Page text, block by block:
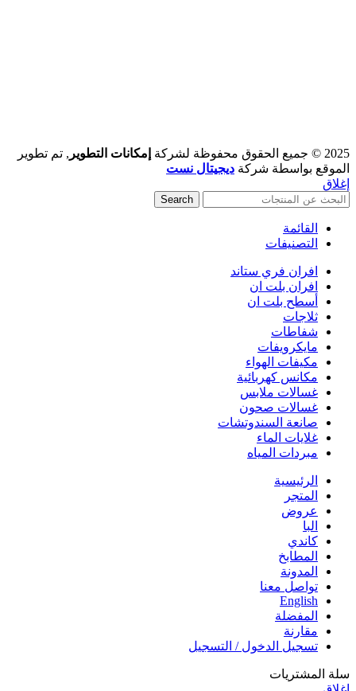
2025 © جميع الحقوق محفوظة لشركة إمكانات التطوير , تم تطوير
الموقع بواسطة شركة ديجيتال نست
إغلاق
Search
القائمة
التصنيفات
افران فري ستاند
افران بلت ان
أسطح بلت ان
ثلاجات
شفاطات
مايكرويفات
مكيفات الهواء
مكانس كهربائية
غسالات ملابس
غسالات صحون
صانعة السندوتشات
غلايات الماء
مبردات المياه
الرئيسية
المتجر
عروض
البا
كاندي
المطابخ
المدونة
تواصل معنا
English
المفضلة
مقارنة
تسجيل الدخول / التسجيل
سلة المشتريات